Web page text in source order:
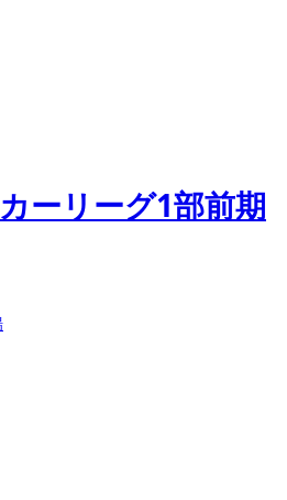
ーリーグ1部前期